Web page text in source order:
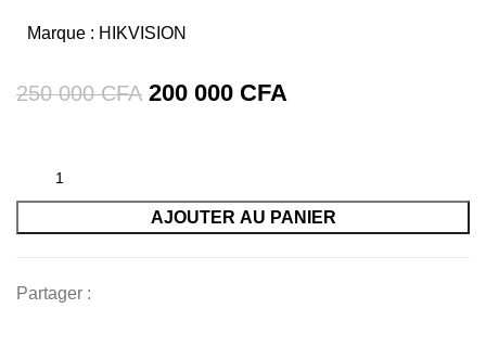
Marque : HIKVISION
250 000CFA Le
était :
250
200 000 CFA
est :
200
AJOUTER AU PANIER
Partager :